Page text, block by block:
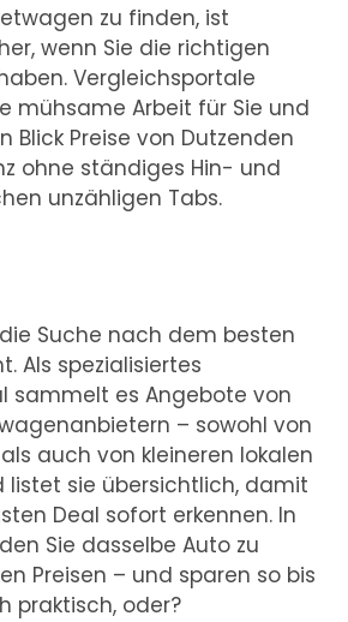
zu finden, ist
wenn Sie die richtigen
Vergleichsportale
mühsame Arbeit für Sie und
Blick Preise von Dutzenden
ohne ständiges Hin- und
unzähligen Tabs.
Suche nach dem besten
Als spezialisiertes
sammelt es Angebote von
– sowohl von
auch von kleineren lokalen
listet sie übersichtlich, damit
Deal sofort erkennen. In
Sie dasselbe Auto zu
Preisen – und sparen so bis
praktisch, oder?